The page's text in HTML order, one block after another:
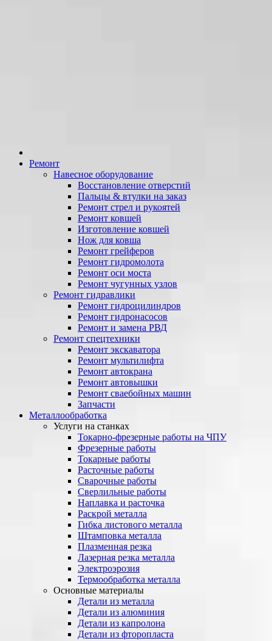
Ремонт
Навесное оборудование
Восстановление отверстий
Пальцы & втулки на заказ
Ремонт стрел и рукоятей
Ремонт ковшей
Изготовление ковшей
Нож для ковша
Ремонт грейферов
Ремонт гидромолота
Ремонт оси моста
Ремонт чугунных узлов
Ремонт гидравлики
Ремонт гидроцилиндров
Ремонт гидронасосов
Ремонт и замена РВД
Ремонт спецтехники
Ремонт экскаватора
Ремонт мультилифта
Ремонт автокрана
Ремонт автовышки
Ремонт сваебойных машин
Запчасти
Металлообработка
Услуги на станках
Токарно-фрезерные работы на ЧПУ
Фрезерные работы
Токарные работы
Расточные работы
Сварочные работы
Сверлильные работы
Наплавка и расточка
Раскрой металла
Гибка листового металла
Штамповка металла
Плазменная резка
Лазерная резка металла
Электроэрозия
Термообработка металла
Основные материалы
Детали из металла
Детали из алюминия
Детали из капролона
Детали из фторопласта